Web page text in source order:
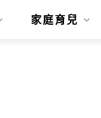
家庭育兒